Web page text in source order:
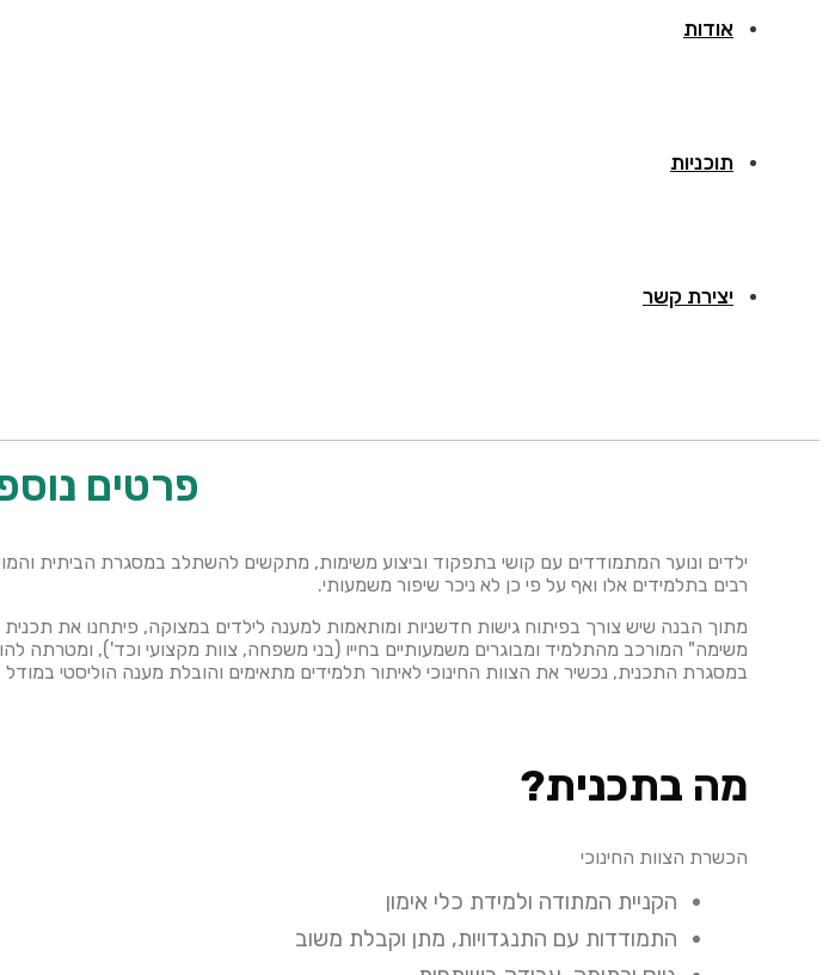
אודות
תוכניות
יצירת קשר
פרטים
ילדים ונוער המתמודדים עם קושי בתפקוד וביצוע משימות, מתקשים להשתלב במסגרת הביתית
רבים בתלמידים אלו ואף על פי כן לא ניכר שיפור משמעותי.
מתוך הבנה שיש צורך בפיתוח גישות חדשניות ומותאמות למענה לילדים במצוקה, פיתחנו את
משימה" המורכב מהתלמיד ומבוגרים משמעותיים בחייו (בני משפחה, צוות מקצועי וכד'), ומטרתה
במסגרת התכנית, נכשיר את הצוות החינוכי לאיתור תלמידים מתאימים והובלת מענה הוליסטי במודל
מה בתכנית?
הכשרת הצוות החינוכי
הקניית המתודה ולמידת כלי אימון
התמודדות עם התנגדויות, מתן וקבלת משוב